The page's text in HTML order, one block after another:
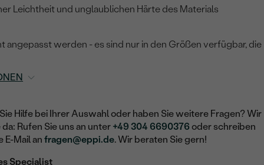
Leichtheit und unglaublichen Härte des Materials
angepasst werden - es sind nur in den Größen verfügbar, die
Hilfe bei Ihrer Auswahl oder haben Sie weitere Fragen? Wir
Rufen Sie uns an unter +49 304 6690376 oder schreiben
E-Mail anfragen@eppi.de. Wir beraten Sie gern!
Specialist